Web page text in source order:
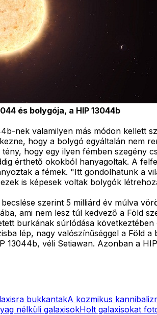
és bolygója, a HIP 13044b
nek valamilyen más módon kellett
hogy a bolygó egyáltalán nem
hogy egy ilyen fémben szegény
érthető okokból hanyagoltak. A
a fémek. "Itt gondolhatunk a
is képesek voltak bolygók
szerint 5 milliárd év múlva
ami nem lesz túl kedvező a Föld
burkának súrlódása
lép, nagy valószínűséggel a Föld
véli Setiawan. Azonban a
bukkantakA kozmikus
nélküli galaxisokHolt galaxisokat